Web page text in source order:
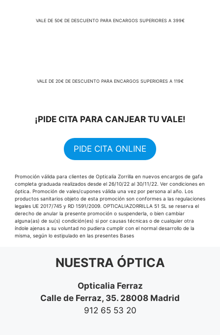
VALE DE 50€ DE DESCUENTO PARA ENCARGOS SUPERIORES A 399€
VALE DE 20€ DE DESCUENTO PARA ENCARGOS SUPERIORES A 119€
¡PIDE CITA PARA CANJEAR TU VALE!
PIDE CITA ONLINE
Promoción válida para clientes de Opticalia Zorrilla en nuevos encargos de gafa
completa graduada realizados desde el 26/10/22 al 30/11/22. Ver condiciones en
óptica. Promoción de vales/cupones válida una vez por persona al año. Los
productos sanitarios objeto de esta promoción son conformes a las regulaciones
legales UE 2017/745 y RD 1591/2009. OPTICALIAZORRILLA 51 SL se reserva el
derecho de anular la presente promoción o suspenderla, o bien cambiar
alguna(as) de su(s) condición(es) si por causas técnicas o de cualquier otra
índole ajenas a su voluntad no pudiera cumplir con el normal desarrollo de la
misma, según lo estipulado en las presentes Bases
NUESTRA ÓPTICA
Opticalia Ferraz
Calle de Ferraz, 35. 28008 Madrid
912 65 53 20